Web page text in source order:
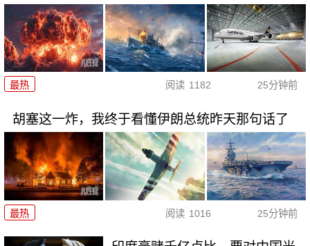
最热 阅读 1182 25分钟前
胡塞这一炸，我终于看懂伊朗总统昨天那句话了
最热 阅读 1016 25分钟前